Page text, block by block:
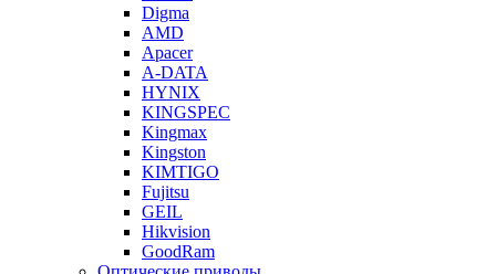
Digma
AMD
Apacer
A-DATA
HYNIX
KINGSPEC
Kingmax
Kingston
KIMTIGO
Fujitsu
GEIL
Hikvision
GoodRam